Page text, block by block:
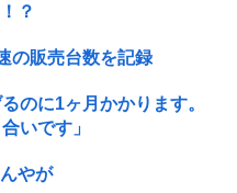
？
の販売台数を記録
のに1ヶ月かかります。
いです」
やが